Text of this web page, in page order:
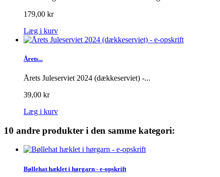
179,00 kr
Læg i kurv
Årets...
Årets Juleserviet 2024 (dækkeserviet) -...
39,00 kr
Læg i kurv
10 andre produkter i den samme kategori:
Bøllehat hæklet i hørgarn - e-opskrift